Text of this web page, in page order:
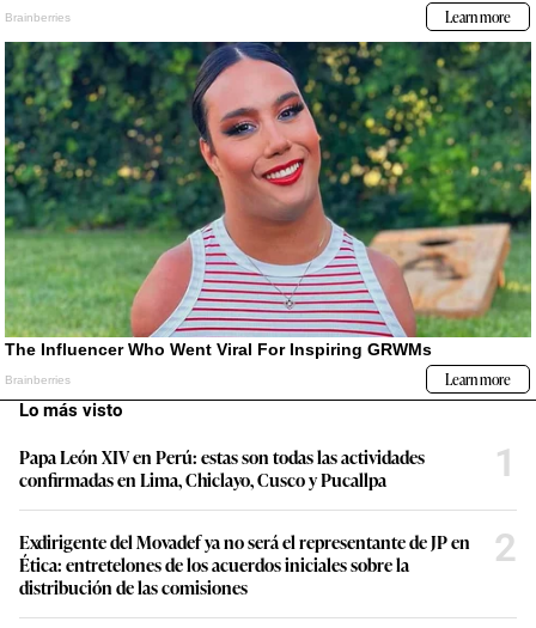
Lo más visto
Papa León XIV en Perú: estas son todas las actividades
confirmadas en Lima, Chiclayo, Cusco y Pucallpa
1
Exdirigente del Movadef ya no será el representante de JP en
Ética: entretelones de los acuerdos iniciales sobre la
distribución de las comisiones
2
Simone Biles en Lima: paso a paso, la agenda de la gimnasta
más ganadora del mundo y una visita que emocionará a toda
una selección nacional
3
Aerolíneas responden a LAP sobre la TUUA a escalas
internacionales: “Una reducción parcial deja intacta la
desventaja competitiva de fondo”
4